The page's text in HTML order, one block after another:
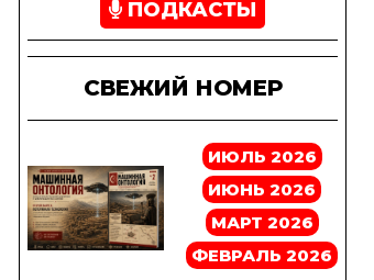
ПОДКАСТЫ
СВЕЖИЙ НОМЕР
ИЮЛЬ 2026
ИЮНЬ 2026
МАРТ 2026
ФЕВРАЛЬ 2026